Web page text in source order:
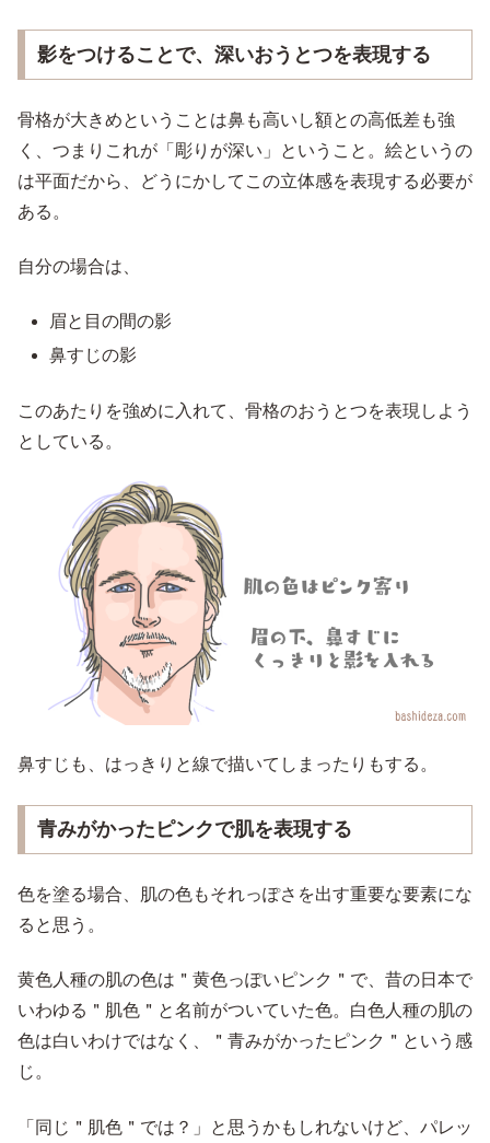
影をつけることで、深いおうとつを表現する
骨格が大きめということは鼻も高いし額との高低差も強
く、つまりこれが「彫りが深い」ということ。絵というの
は平面だから、どうにかしてこの立体感を表現する必要が
ある。
自分の場合は、
眉と目の間の影
鼻すじの影
このあたりを強めに入れて、骨格のおうとつを表現しよう
としている。
鼻すじも、はっきりと線で描いてしまったりもする。
青みがかったピンクで肌を表現する
色を塗る場合、肌の色もそれっぽさを出す重要な要素にな
ると思う。
黄色人種の肌の色は＂黄色っぽいピンク＂で、昔の日本で
いわゆる＂肌色＂と名前がついていた色。白色人種の肌の
色は白いわけではなく、＂青みがかったピンク＂という感
じ。
「同じ＂肌色＂では？」と思うかもしれないけど、パレッ